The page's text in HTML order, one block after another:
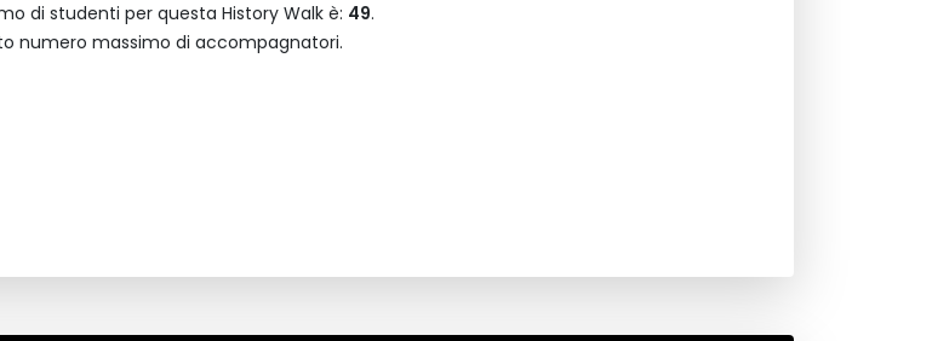
di studenti per questa History Walk è: 49.
numero massimo di accompagnatori.